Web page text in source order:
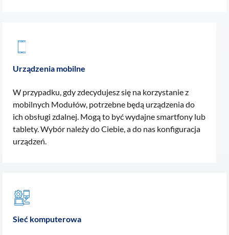
Urządzenia mobilne
W przypadku, gdy zdecydujesz się na korzystanie z
mobilnych Modułów, potrzebne będą urządzenia do
ich obsługi zdalnej. Mogą to być wydajne smartfony lub
tablety. Wybór należy do Ciebie, a do nas konfiguracja
urządzeń.
Sieć komputerowa